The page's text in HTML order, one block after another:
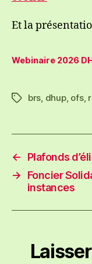
Et la
Webinaire 2026
Étiquettes
brs, dhup, ofs,
←
Plafonds
→
Foncier
instances